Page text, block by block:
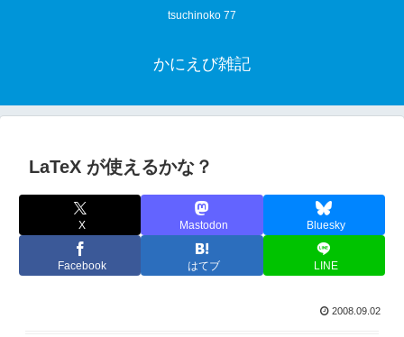
tsuchinoko 77
かにえび雑記
LaTeX が使えるかな？
X Mastodon Bluesky
Facebook はてブ LINE
2008.09.02